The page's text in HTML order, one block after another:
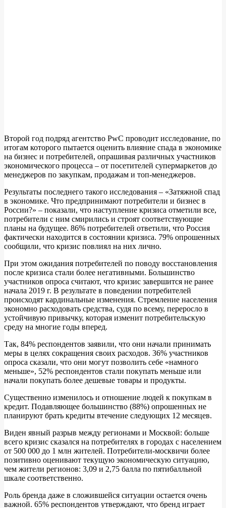
Второй год подряд агентство PwC проводит исследование, по
итогам которого пытается оценить влияние спада в экономике
на бизнес и потребителей, опрашивая различных участников
экономического процесса – от посетителей супермаркетов до
менеджеров по закупкам, продажам и топ-менеджеров.
Результаты последнего такого исследования – «Затяжной спад
в экономике. Что предпринимают потребители и бизнес в
России?» – показали, что наступление кризиса отметили все,
потребители с ним смирились и строят соответствующие
планы на будущее. 86% потребителей ответили, что Россия
фактически находится в состоянии кризиса. 79% опрошенных
сообщили, что кризис повлиял на них лично.
При этом ожидания потребителей по поводу восстановления
после кризиса стали более негативными. Большинство
участников опроса считают, что кризис завершится не ранее
начала 2019 г. В результате в поведении потребителей
происходят кардинальные изменения. Стремление населения
экономно расходовать средства, судя по всему, переросло в
устойчивую привычку, которая изменит потребительскую
среду на многие годы вперед.
Так, 84% респондентов заявили, что они начали принимать
меры в целях сокращения своих расходов. 36% участников
опроса сказали, что они могут позволить себе «намного
меньше», 52% респондентов стали покупать меньше или
начали покупать более дешевые товары и продукты.
Существенно изменилось и отношение людей к покупкам в
кредит. Подавляющее большинство (88%) опрошенных не
планируют брать кредиты втечение следующих 12 месяцев.
Виден явный разрыв между регионами и Москвой: больше
всего кризис сказался на потребителях в городах с населением
от 500 000 до 1 млн жителей. Потребители-москвичи более
позитивно оценивают текущую экономическую ситуацию,
чем жители регионов: 3,09 и 2,75 балла по пятибалльной
шкале соответственно.
Роль бренда даже в сложившейся ситуации остается очень
важной. 65% респондентов утверждают, что бренд играет